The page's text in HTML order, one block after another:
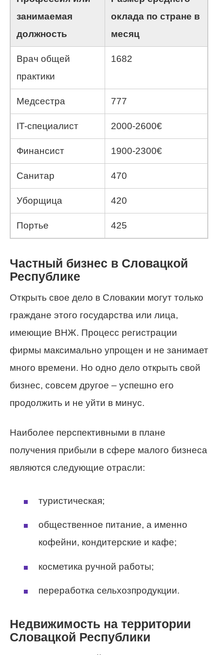
занимаемая
должность
оклада по стране в
месяц
Врач общей
практики
1682
Медсестра 777
IT-специалист 2000-2600€
Финансист 1900-2300€
Санитар 470
Уборщица 420
Портье 425
Частный бизнес в Словацкой
Республике
Открыть свое дело в Словакии могут только
граждане этого государства или лица,
имеющие ВНЖ. Процесс регистрации
фирмы максимально упрощен и не занимает
много времени. Но одно дело открыть свой
бизнес, совсем другое – успешно его
продолжить и не уйти в минус.
Наиболее перспективными в плане
получения прибыли в сфере малого бизнеса
являются следующие отрасли:
туристическая;
общественное питание, а именно
кофейни, кондитерские и кафе;
косметика ручной работы;
переработка сельхозпродукции.
Недвижимость на территории
Словацкой Республики